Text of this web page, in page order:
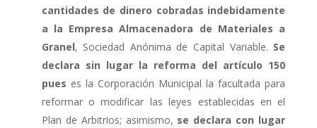
cantidades de dinero cobradas indebidamente
a la Empresa Almacenadora de Materiales a
Granel, Sociedad Anónima de Capital Variable. Se
declara sin lugar la reforma del artículo 150
pues es la Corporación Municipal la facultada para
reformar o modificar las leyes establecidas en el
Plan de Arbitrios; asimismo, se declara con lugar